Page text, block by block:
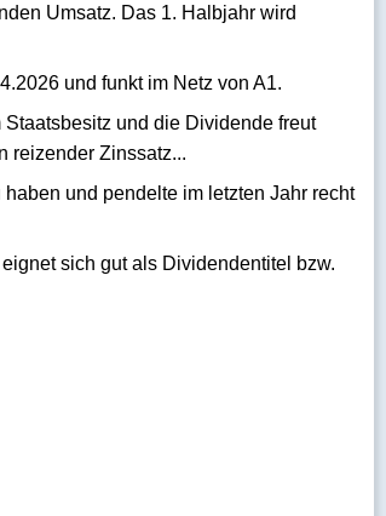
Umsatz. Das 1. Halbjahr wird
und funkt im Netz von A1.
und die Dividende freut
reizender Zinssatz...
und pendelte im letzten Jahr recht
sich gut als Dividendentitel bzw.